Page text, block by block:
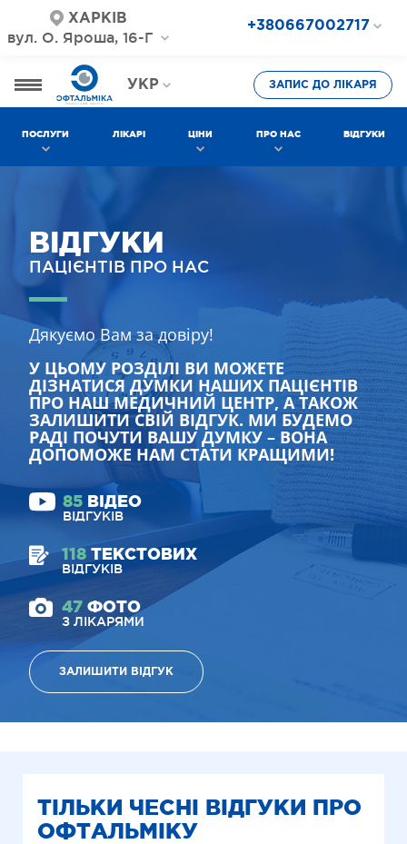
ХАРКІВ
вул. О. Яроша, 16-Г
+380667002717
+380577002717
УКР
РОС
ЗАПИС ДО ЛІКАРЯ
ПОСЛУГИ ЛІКАРІ ЦІНИ ПРО НАС ВІДГУКИ
ВІДГУКИ
ПАЦІЄНТІВ ПРО НАС
Дякуємо Вам за довіру!
У ЦЬОМУ РОЗДІЛІ ВИ МОЖЕТЕ
ДІЗНАТИСЯ ДУМКИ НАШИХ ПАЦІЄНТІВ
ПРО НАШ МЕДИЧНИЙ ЦЕНТР, А ТАКОЖ
ЗАЛИШИТИ СВІЙ ВІДГУК. МИ БУДЕМО
РАДІ ПОЧУТИ ВАШУ ДУМКУ – ВОНА
ДОПОМОЖЕ НАМ СТАТИ КРАЩИМИ!
85 ВІДЕО
ВІДГУКІВ
118 ТЕКСТОВИХ
ВІДГУКІВ
47 ФОТО
З ЛІКАРЯМИ
ЗАЛИШИТИ ВІДГУК
ТІЛЬКИ ЧЕСНІ ВІДГУКИ ПРО
ОФТАЛЬМІКУ